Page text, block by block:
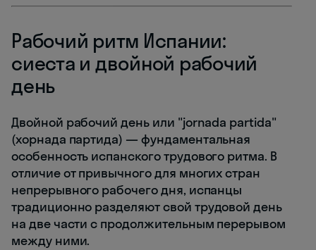
Рабочий ритм Испании:
сиеста и двойной рабочий
день
Двойной рабочий день или "jornada partida"
(хорнада партида) — фундаментальная
особенность испанского трудового ритма. В
отличие от привычного для многих стран
непрерывного рабочего дня, испанцы
традиционно разделяют свой трудовой день
на две части с продолжительным перерывом
между ними.